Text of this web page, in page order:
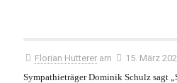
Florian Hutterer am
15. März
Sympathieträger Dominik Schulz sagt